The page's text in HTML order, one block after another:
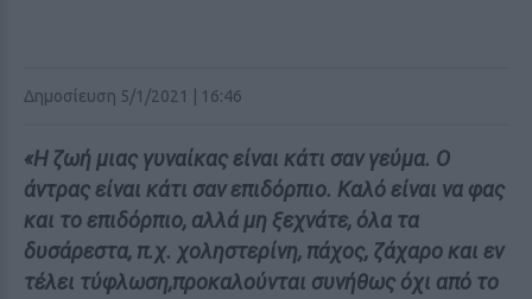
Δημοσίευση 5/1/2021 | 16:46
«Hζωή μιας γυναίκας είναι κάτι σαν γεύμα. Ο
άντρας είναι κάτι σαν επιδόρπιο. Καλό είναι να φας
και το επιδόρπιο, αλλά μη ξεχνάτε, όλα τα
δυσάρεστα, π.χ. χοληστερίνη, πάχος, ζάχαρο και εν
τέλει τύφλωση,προκαλούνται συνήθως όχι από το